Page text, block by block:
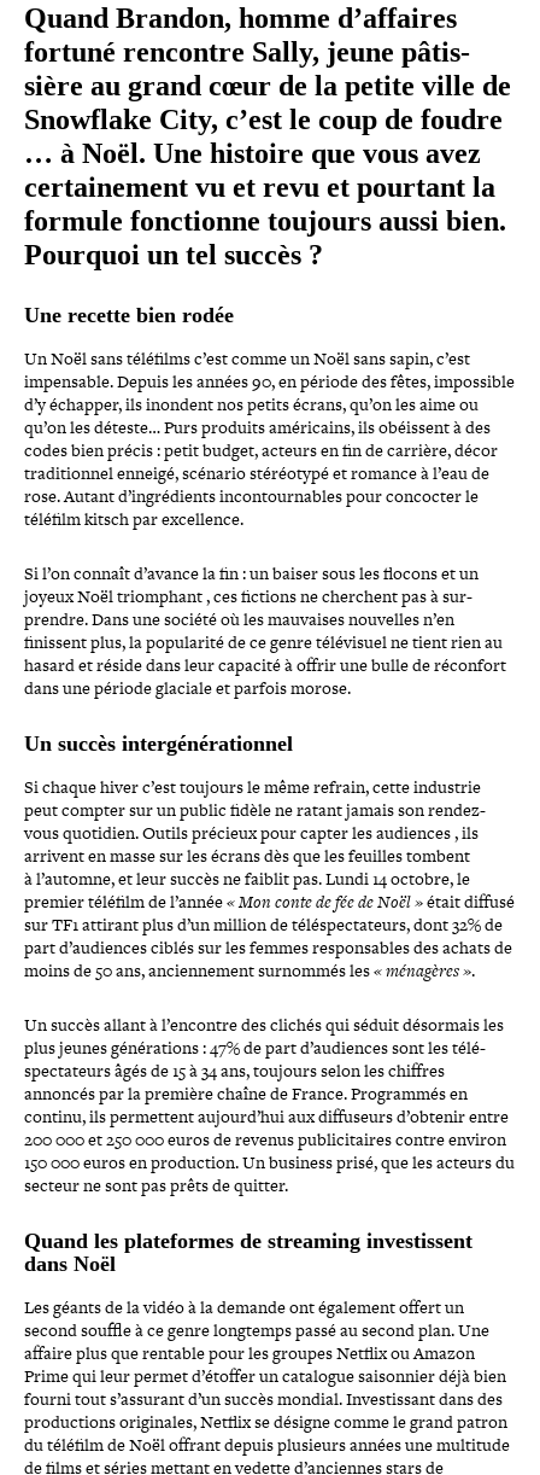
Quand Brandon, homme d’affaires
fortuné rencontre Sally, jeune pâtis­
sière au grand cœur de la petite ville de
Snowflake City, c’est le coup de foudre
… à Noël. Une histoire que vous avez
cer­tai­ne­ment vu et revu et pourtant la
formule fonc­tionne toujours aussi bien.
Pourquoi un tel succès ?
Une recette bien rodée
Un Noël sans téléfilms c’est comme un Noël sans sapin, c’est
impen­sable. Depuis les années 90, en période des fêtes, impos­sible
d’y échapper, ils inondent nos petits écrans, qu’on les aime ou
qu’on les déteste… Purs produits amé­ri­cains, ils obéissent à des
codes bien précis : petit budget, acteurs en fin de carrière, décor
tra­di­tion­nel enneigé, scénario sté­réo­typé et romance à l’eau de
rose. Autant d’ingrédients incon­tour­nables pour concocter le
téléfilm kitsch par excellence.
Si l’on connaît d’avance la fin : un baiser sous les flocons et un
joyeux Noël triom­phant , ces fictions ne cherchent pas à sur­
prendre. Dans une société où les mauvaises nouvelles n’en
finissent plus, la popu­la­rité de ce genre télé­vi­suel ne tient rien au
hasard et réside dans leur capacité à offrir une bulle de réconfort
dans une période glaciale et parfois morose.
Un succès intergénérationnel
Si chaque hiver c’est toujours le même refrain, cette industrie
peut compter sur un public fidèle ne ratant jamais son rendez-​
vous quotidien. Outils précieux pour capter les audiences , ils
arrivent en masse sur les écrans dès que les feuilles tombent
à l’automne, et leur succès ne faiblit pas. Lundi 14 octobre, le
premier téléfilm de l’année« Mon conte de fée de Noël »était diffusé
sur TF1 attirant plus d’un million de télé­spec­ta­teurs, dont 32% de
part d’audiences ciblés sur les femmes res­pon­sables des achats de
moins de 50 ans, ancien­ne­ment surnommés les« ménagères ».
Un succès allant à l’encontre des clichés qui séduit désormais les
plus jeunes géné­ra­tions : 47% de part d’audiences sont les télé­
spec­ta­teurs âgés de 15 à 34 ans, toujours selon les chiffres
annoncés par la première chaîne de France. Programmés en
continu, ils per­mettent aujourd’hui aux dif­fu­seurs d’obtenir entre
200 000 et 250 000 euros de revenus publi­ci­taires contre environ
150 000 euros en pro­duc­tion. Un business prisé, que les acteurs du
secteur ne sont pas prêts de quitter.
Quand les pla­te­formes de streaming inves­tissent
dans Noël
Les géants de la vidéo à la demande ont également offert un
second souffle à ce genre longtemps passé au second plan. Une
affaire plus que rentable pour les groupes Netflix ou Amazon
Prime qui leur permet d’étoffer un catalogue sai­son­nier déjà bien
fourni tout s’assurant d’un succès mondial. Investissant dans des
pro­duc­tions ori­gi­nales, Netflix se désigne comme le grand patron
du téléfilm de Noël offrant depuis plusieurs années une multitude
de films et séries mettant en vedette d’anciennes stars de